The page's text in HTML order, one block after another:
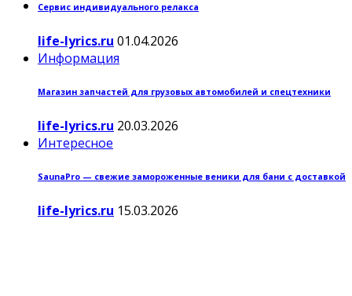
Сервис индивидуального релакса
life-lyrics.ru 01.04.2026
Информация
Магазин запчастей для грузовых автомобилей и спецтехники
life-lyrics.ru 20.03.2026
Интересное
SaunaPro — свежие замороженные веники для бани с доставкой
life-lyrics.ru 15.03.2026